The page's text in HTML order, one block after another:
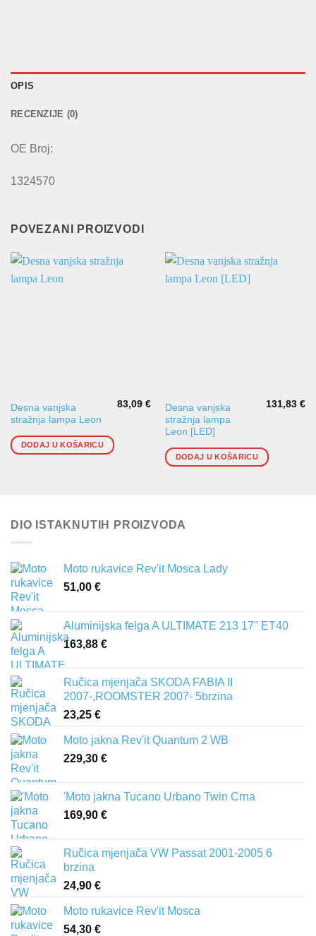
OPIS
RECENZIJE (0)
OE Broj:
1324570
POVEZANI PROIZVODI
Desna vanjska
stražnja lampa Leon
83,09€
DODAJ U KOŠARICU
Desna vanjska
stražnja lampa
Leon [LED]
131,83€
DODAJ U KOŠARICU
DIO ISTAKNUTIH PROIZVODA
Moto rukavice Rev'it Mosca Lady
51,00 €
Aluminijska felga A ULTIMATE 213 17" ET40
163,88 €
Ručica mjenjača SKODA FABIA II
2007-,ROOMSTER 2007- 5brzina
23,25 €
Moto jakna Rev'it Quantum 2 WB
229,30 €
'Moto jakna Tucano Urbano Twin Crna
169,90 €
Ručica mjenjača VW Passat 2001-2005 6
brzina
24,90 €
Moto rukavice Rev'it Mosca
54,30 €